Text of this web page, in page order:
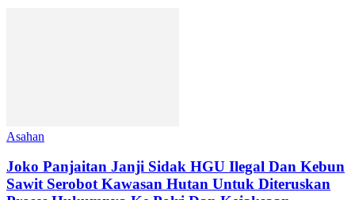
Asahan
Joko Panjaitan Janji Sidak HGU Ilegal Dan Kebun
Sawit Serobot Kawasan Hutan Untuk Diteruskan